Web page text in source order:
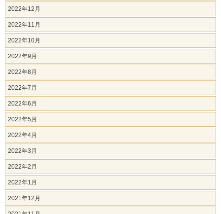
2022年12月
2022年11月
2022年10月
2022年9月
2022年8月
2022年7月
2022年6月
2022年5月
2022年4月
2022年3月
2022年2月
2022年1月
2021年12月